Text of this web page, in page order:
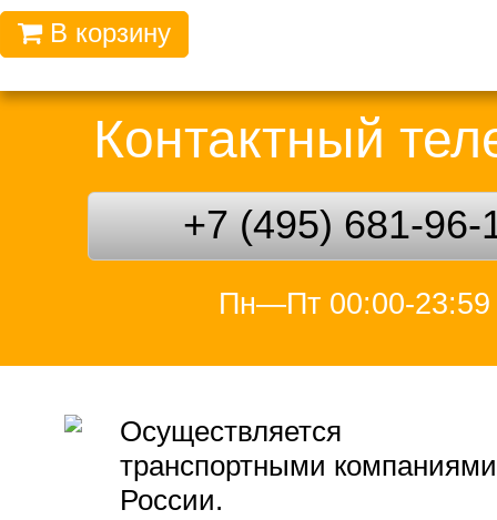
В корзину
Контактный
+7 (495) 681-96-
Пн—Пт 00:00-23:59
Осуществляется
транспортными компаниями
России.